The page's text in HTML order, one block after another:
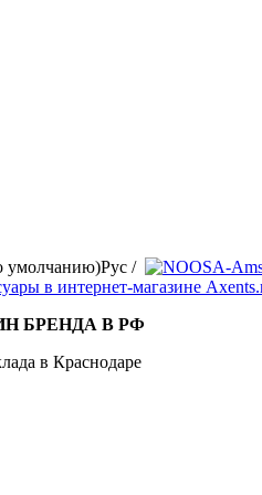
Рус /
БРЕНДА В РФ
в Краснодаре